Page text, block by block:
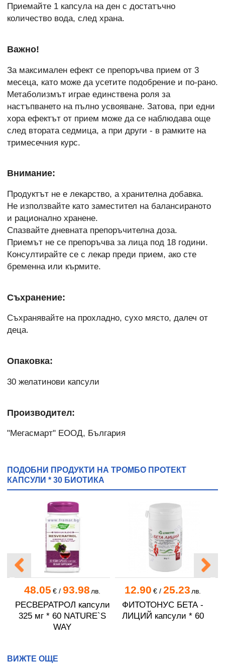
Приемайте 1 капсула на ден с достатъчно
количество вода, след храна.
Важно!
За максимален ефект се препоръчва прием от 3
месеца, като може да усетите подобрение и по-рано.
Метаболизмът играе единствена роля за
настъпването на пълно усвояване. Затова, при едни
хора ефектът от прием може да се наблюдава още
след втората седмица, а при други - в рамките на
тримесечния курс.
Внимание:
Продуктът не е лекарство, а хранителна добавка.
Не използвайте като заместител на балансираното
и рационално хранене.
Спазвайте дневната препоръчителна доза.
Приемът не се препоръчва за лица под 18 години.
Консултирайте се с лекар преди прием, ако сте
бременна или кърмите.
Съхранение:
Съхранявайте на прохладно, сухо място, далеч от
деца.
Опаковка:
30 желатинови капсули
Производител:
"Мегасмарт" ЕООД, България
ПОДОБНИ ПРОДУКТИ НА ТРОМБО ПРОТЕКТ
КАПСУЛИ * 30 БИОТИКА
48.05 €/ 93.98 лв.
РЕСВЕРАТРОЛ капсули
325 мг * 60 NATURE`S
WAY
12.90 €/ 25.23 лв.
ФИТОТОНУС БЕТА -
ЛИЦИЙ капсули * 60
ВИЖТЕ ОЩЕ